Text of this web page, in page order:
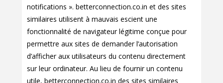
notifications ». betterconnection.co.in et des sites
similaires utilisent à mauvais escient une
fonctionnalité de navigateur légitime conçue pour
permettre aux sites de demander l’autorisation
d’afficher aux utilisateurs du contenu directement
sur leur ordinateur. Au lieu de fournir un contenu
utile, betterconnection.co.in des sites similaires